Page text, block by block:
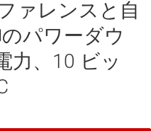
ァレンスと自
パワーダウ
力、10 ビッ